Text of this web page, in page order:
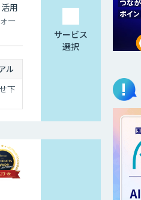
用
ー
ル
下
サービス
選択